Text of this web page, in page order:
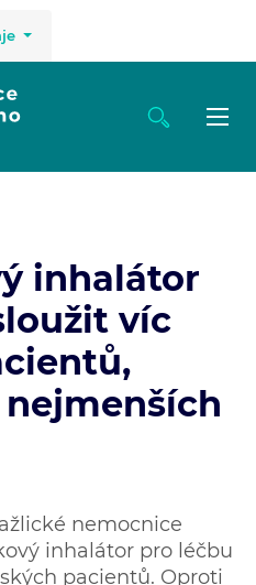
inhalátor
víc
nemocnice
inhalátor pro léčbu
pacientů. Oproti